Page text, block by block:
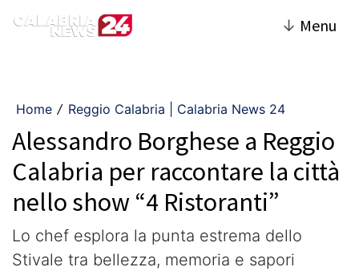
↓ Menu
Home / Reggio Calabria | Calabria News 24
Alessandro Borghese a Reggio
Calabria per raccontare la città
nello show “4 Ristoranti”
Lo chef esplora la punta estrema dello
Stivale tra bellezza, memoria e sapori